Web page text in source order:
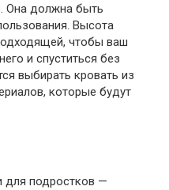
Она должна быть
Высота
чтобы ваш
и спуститься без
выбирать кровать из
которые будут
для подростков —